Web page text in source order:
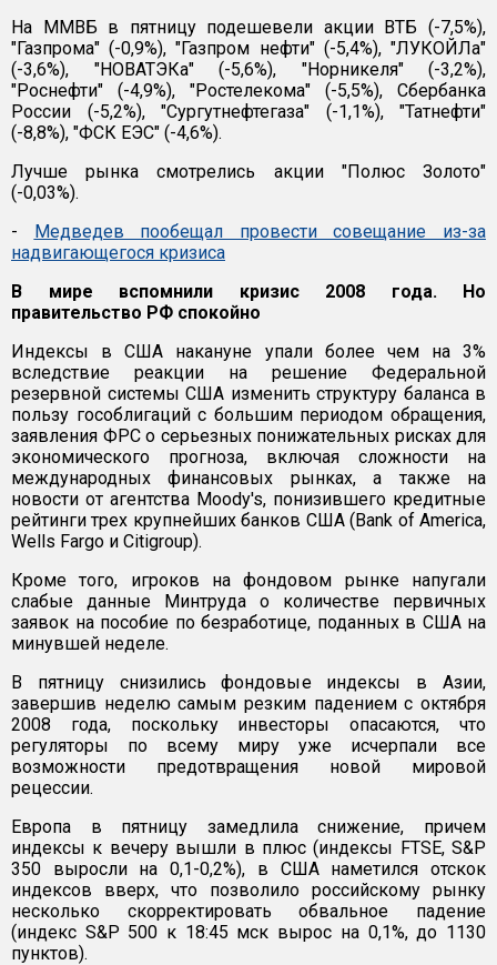
На ММВБ в пятницу подешевели акции ВТБ (-7,5%),
"Газпрома" (-0,9%), "Газпром нефти" (-5,4%), "ЛУКОЙЛа"
(-3,6%), "НОВАТЭКа" (-5,6%), "Норникеля" (-3,2%),
"Роснефти" (-4,9%), "Ростелекома" (-5,5%), Сбербанка
России (-5,2%), "Сургутнефтегаза" (-1,1%), "Татнефти"
(-8,8%), "ФСК ЕЭС" (-4,6%).
Лучше рынка смотрелись акции "Полюс Золото"
(-0,03%).
- Медведев пообещал провести совещание из-за
надвигающегося кризиса
В мире вспомнили кризис 2008 года. Но
правительство РФ спокойно
Индексы в США накануне упали более чем на 3%
вследствие реакции на решение Федеральной
резервной системы США изменить структуру баланса в
пользу гособлигаций с большим периодом обращения,
заявления ФРС о серьезных понижательных рисках для
экономического прогноза, включая сложности на
международных финансовых рынках, а также на
новости от агентства Moody's, понизившего кредитные
рейтинги трех крупнейших банков США (Bank of America,
Wells Fargo и Citigroup).
Кроме того, игроков на фондовом рынке напугали
слабые данные Минтруда о количестве первичных
заявок на пособие по безработице, поданных в США на
минувшей неделе.
В пятницу снизились фондовые индексы в Азии,
завершив неделю самым резким падением с октября
2008 года, поскольку инвесторы опасаются, что
регуляторы по всему миру уже исчерпали все
возможности предотвращения новой мировой
рецессии.
Европа в пятницу замедлила снижение, причем
индексы к вечеру вышли в плюс (индексы FTSE, S&P
350 выросли на 0,1-0,2%), в США наметился отскок
индексов вверх, что позволило российскому рынку
несколько скорректировать обвальное падение
(индекс S&P 500 к 18:45 мск вырос на 0,1%, до 1130
пунктов).